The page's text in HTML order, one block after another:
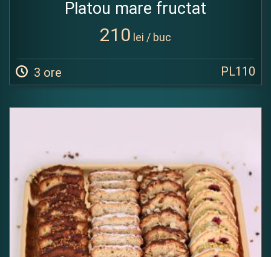
Platou mare fructat
210 lei / buc
3 ore PL110